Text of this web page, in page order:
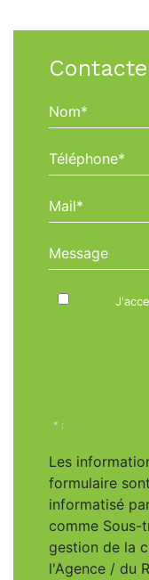
Nom*
Téléphone*
Mail*
Message
* :
Les
formulaire
informatisé
comme Sous-
gestion de la
l'Agence / du